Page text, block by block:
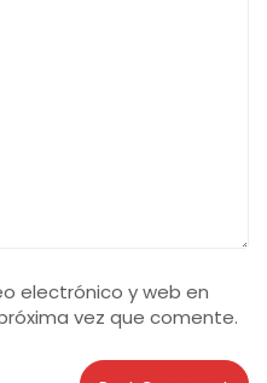
electrónico y web en
vez que comente.